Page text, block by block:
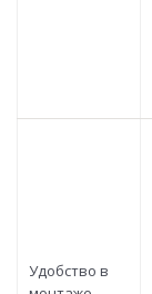
Удобство в